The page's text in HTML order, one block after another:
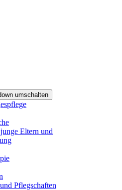
umschalten
Eltern und
Pflegschaften